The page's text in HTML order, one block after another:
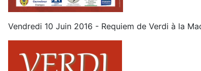
Vendredi 10 Juin 2016 - Requiem de Verdi à la